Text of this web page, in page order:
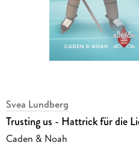
Svea Lundberg
Trusting us - Hattrick für die
Caden & Noah